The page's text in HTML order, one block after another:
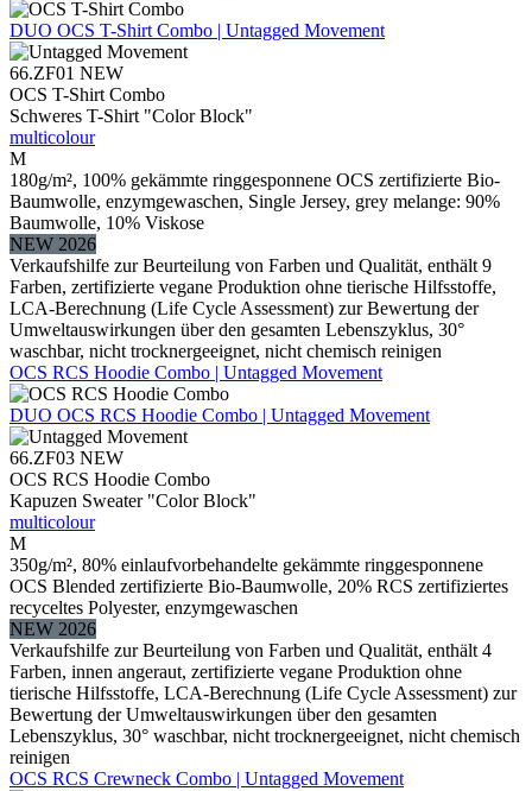
DUO OCS T-Shirt Combo | Untagged Movement
66.ZF01 NEW
OCS T-Shirt Combo
Schweres T-Shirt "Color Block"
multicolour
M
180g/m², 100% gekämmte ringgesponnene OCS zertifizierte Bio-
Baumwolle, enzymgewaschen, Single Jersey, grey melange: 90%
Baumwolle, 10% Viskose
NEW 2026
Verkaufshilfe zur Beurteilung von Farben und Qualität, enthält 9
Farben, zertifizierte vegane Produktion ohne tierische Hilfsstoffe,
LCA-Berechnung (Life Cycle Assessment) zur Bewertung der
Umweltauswirkungen über den gesamten Lebenszyklus, 30°
waschbar, nicht trocknergeeignet, nicht chemisch reinigen
OCS RCS Hoodie Combo | Untagged Movement
DUO OCS RCS Hoodie Combo | Untagged Movement
66.ZF03 NEW
OCS RCS Hoodie Combo
Kapuzen Sweater "Color Block"
multicolour
M
350g/m², 80% einlaufvorbehandelte gekämmte ringgesponnene
OCS Blended zertifizierte Bio-Baumwolle, 20% RCS zertifiziertes
recyceltes Polyester, enzymgewaschen
NEW 2026
Verkaufshilfe zur Beurteilung von Farben und Qualität, enthält 4
Farben, innen angeraut, zertifizierte vegane Produktion ohne
tierische Hilfsstoffe, LCA-Berechnung (Life Cycle Assessment) zur
Bewertung der Umweltauswirkungen über den gesamten
Lebenszyklus, 30° waschbar, nicht trocknergeeignet, nicht chemisch
reinigen
OCS RCS Crewneck Combo | Untagged Movement